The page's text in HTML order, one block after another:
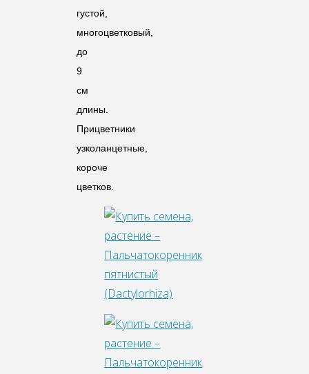
густой,
многоцветковый,
до
9
см
длины.
Прицветники
узколанцетные,
короче
цветков.